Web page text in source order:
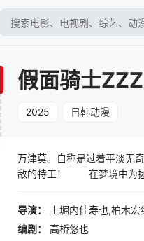
假面骑士
2025 日韩动漫
万津莫。自称是过着平淡无奇的日常生活的普通好青年， 但
敌的特工！ 在梦境中为拯救被囚禁的女主角·宁梦而大显身手。 然而，企图将"噩梦"变为现实的怪人·梦魇出现在了
导演：
上堀内佳寿也,柏木
编剧：
高桥悠也